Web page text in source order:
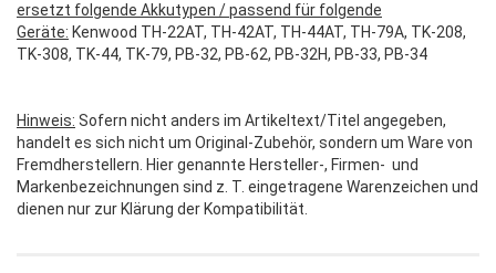
ersetzt folgende Akkutypen / passend für folgende
Geräte: Kenwood TH-22AT, TH-42AT, TH-44AT, TH-79A, TK-208,
TK-308, TK-44, TK-79, PB-32, PB-62, PB-32H, PB-33, PB-34
Hinweis: Sofern nicht anders im Artikeltext/Titel angegeben,
handelt es sich nicht um Original-Zubehör, sondern um Ware von
Fremdherstellern. Hier genannte Hersteller-, Firmen- und
Markenbezeichnungen sind z. T. eingetragene Warenzeichen und
dienen nur zur Klärung der Kompatibilität.